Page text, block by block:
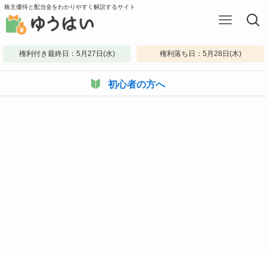
株主優待と配当金をわかりやすく解説するサイト
権利付き最終日：5月27日(水) 権利落ち日：5月28日(木)
初心者の方へ